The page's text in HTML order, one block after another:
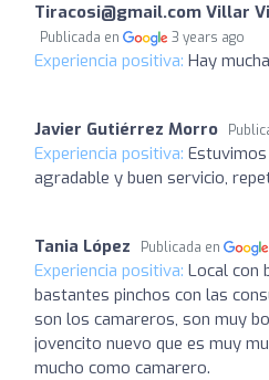
Tiracosi@gmail.com Villar
Publicada en 3 years ago
Experiencia positiva: Hay
Javier Gutiérrez Morro
Experiencia positiva:
agradable y buen servicio,
Tania López Publicada en
Experiencia positiva: Local con
bastantes pinchos con las
son los camareros, son muy
jovencito nuevo que es muy
mucho como camarero.